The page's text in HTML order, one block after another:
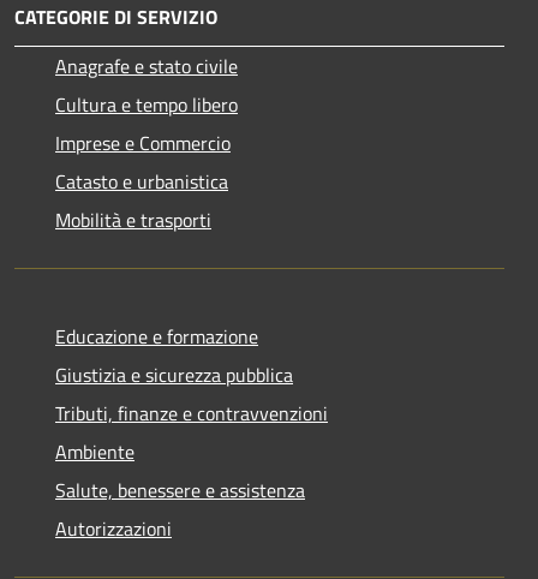
CATEGORIE DI SERVIZIO
Anagrafe e stato civile
Cultura e tempo libero
Imprese e Commercio
Catasto e urbanistica
Mobilità e trasporti
Educazione e formazione
Giustizia e sicurezza pubblica
Tributi, finanze e contravvenzioni
Ambiente
Salute, benessere e assistenza
Autorizzazioni